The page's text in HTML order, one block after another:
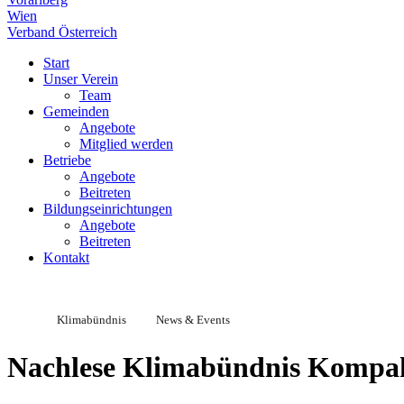
Wien
Verband Österreich
Start
Unser Verein
Team
Gemeinden
Angebote
Mitglied werden
Betriebe
Angebote
Beitreten
Bildungseinrichtungen
Angebote
Beitreten
Kontakt
Klimabündnis News & Events
Nachlese Klimabündnis